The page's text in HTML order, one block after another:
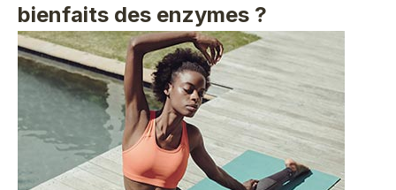
bienfaits des enzymes ?